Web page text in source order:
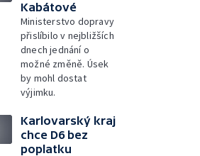
Kabátové
Ministerstvo dopravy
přislíbilo v nejbližších
dnech jednání o
možné změně. Úsek
by mohl dostat
výjimku.
Karlovarský kraj
chce D6 bez
poplatku